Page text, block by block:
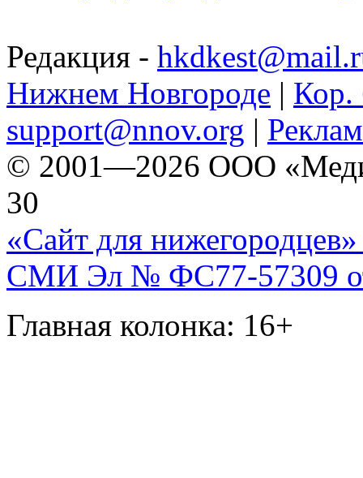
Редакция -
Нижнем Новгороде | Кор.
support@nnov.org |
© 2001—2026 ООО
30
«Сайт для нижегородцев»
СМИ Эл № ФС77-57309
Главная колонка: 16+